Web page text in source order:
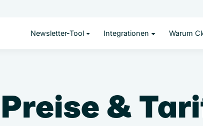
Newsletter-Tool Integrationen Warum
Preise &